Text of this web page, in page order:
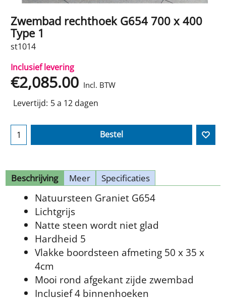
Zwembad rechthoek G654 700 x 400
Type 1
st1014
Inclusief levering
€2,085.00 Incl. BTW
Levertijd: 5 a 12 dagen
Bestel
Beschrijving Meer Specificaties
Natuursteen Graniet G654
Lichtgrijs
Natte steen wordt niet glad
Hardheid 5
Vlakke boordsteen afmeting 50 x 35 x
4cm
Mooi rond afgekant zijde zwembad
Inclusief 4 binnenhoeken